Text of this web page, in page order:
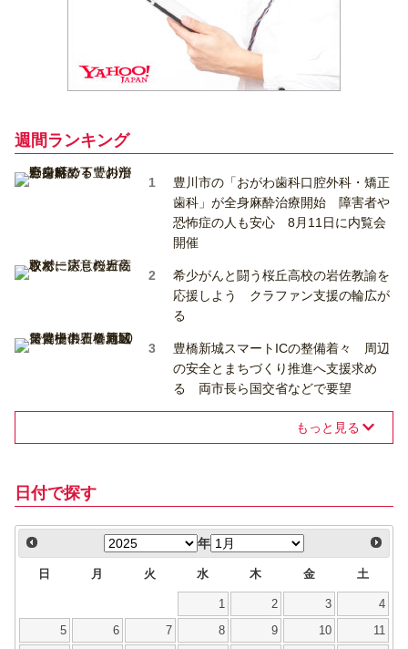
週間ランキング
豊川市の「おがわ歯科口腔外科・矯正
歯科」が全身麻酔治療開始 障害者や
恐怖症の人も安心 8月11日に内覧会
開催
希少がんと闘う桜丘高校の岩佐教諭を
応援しよう クラファン支援の輪広が
る
豊橋新城スマートICの整備着々 周辺
の安全とまちづくり推進へ支援求め
る 両市長ら国交省などで要望
もっと見る
日付で探す
年
日 月 火 水 木 金 土
1 2 3 4
5 6 7 8 9 10 11